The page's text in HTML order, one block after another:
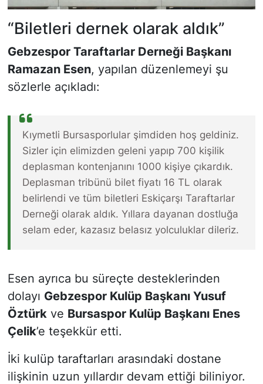
“Biletleri dernek olarak aldık”
Gebzespor Taraftarlar Derneği Başkanı
Ramazan Esen, yapılan düzenlemeyi şu
sözlerle açıkladı:
Kıymetli Bursasporlular şimdiden hoş geldiniz.
Sizler için elimizden geleni yapıp 700 kişilik
deplasman kontenjanını 1000 kişiye çıkardık.
Deplasman tribünü bilet fiyatı 16 TL olarak
belirlendi ve tüm biletleri Eskiçarşı Taraftarlar
Derneği olarak aldık. Yıllara dayanan dostluğa
selam eder, kazasız belasız yolculuklar dileriz.
Esen ayrıca bu süreçte desteklerinden
dolayı Gebzespor Kulüp Başkanı Yusuf
Öztürkve Bursaspor Kulüp Başkanı Enes
Çelik’e teşekkür etti.
İki kulüp taraftarları arasındaki dostane
ilişkinin uzun yıllardır devam ettiği biliniyor.